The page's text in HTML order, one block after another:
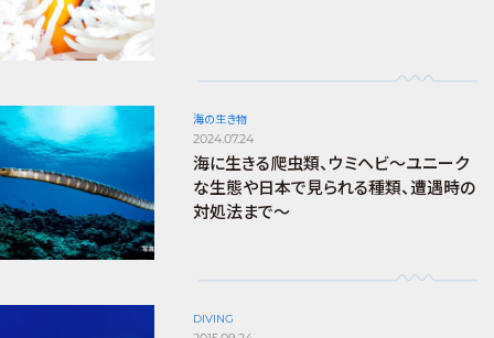
海の生き物
2024.07.24
海に生きる爬虫類、ウミヘビ～ユニーク
な生態や日本で見られる種類、遭遇時の
対処法まで～
DIVING